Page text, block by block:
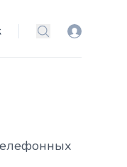
Поиск Вход